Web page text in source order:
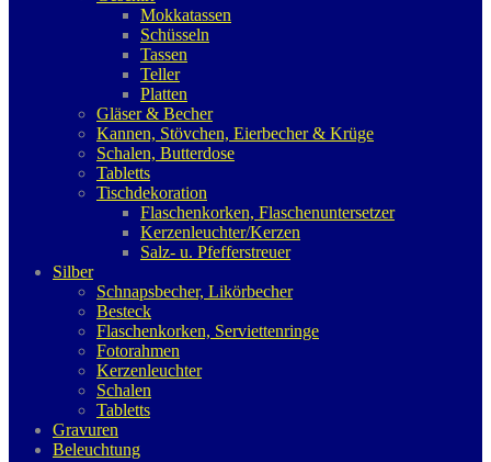
Mokkatassen
Schüsseln
Tassen
Teller
Platten
Gläser & Becher
Kannen, Stövchen, Eierbecher & Krüge
Schalen, Butterdose
Tabletts
Tischdekoration
Flaschenkorken, Flaschenuntersetzer
Kerzenleuchter/Kerzen
Salz- u. Pfefferstreuer
Silber
Schnapsbecher, Likörbecher
Besteck
Flaschenkorken, Serviettenringe
Fotorahmen
Kerzenleuchter
Schalen
Tabletts
Gravuren
Beleuchtung